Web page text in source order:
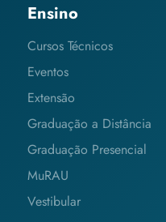
Ensino
Cursos Técnicos
Eventos
Extensão
Graduação a Distância
Graduação Presencial
MuRAU
Vestibular